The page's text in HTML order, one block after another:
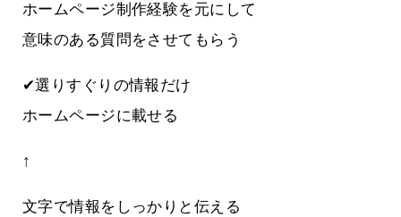
ホームページ制作経験を元にして
意味のある質問をさせてもらう
✔選りすぐりの情報だけ
ホームページに載せる
↑
文字で情報をしっかりと伝える